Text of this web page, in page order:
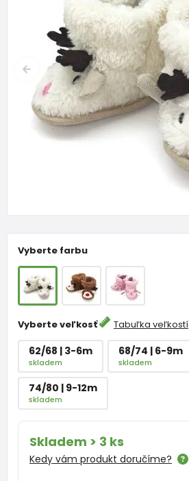
Vyberte farbu
Vyberte veľkosť Tabuľka veľkostí
62/68 | 3-6m
skladem
68/74 | 6-9m
skladem
74/80 | 9-12m
skladem
Skladem > 3 ks
Kedy vám produkt doručíme?